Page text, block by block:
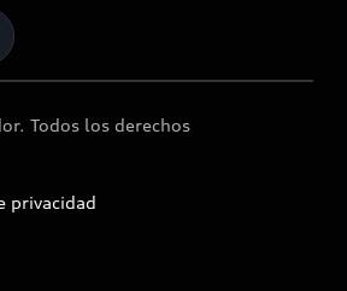
Takata
Todos los derechos
privacidad